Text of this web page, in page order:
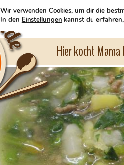
Hier kocht
Wir verwenden Cookies, um dir die
In den Einstellungen kannst du